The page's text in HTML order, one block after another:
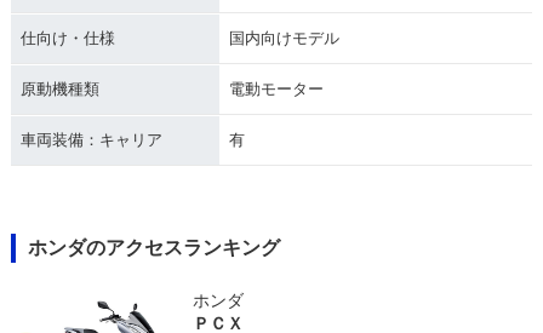
仕向け・仕様 国内向けモデル
原動機種類 電動モーター
車両装備：キャリア 有
ホンダのアクセスランキング
ホンダ
ＰＣＸ